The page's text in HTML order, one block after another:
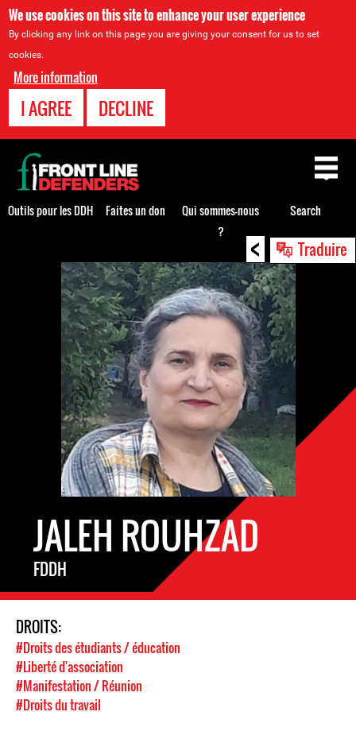
We use cookies on this site to enhance your user experience
By clicking any link on this page you are giving your consent for us to set
cookies.
More information
I AGREE DECLINE
< Traduire
JALEH ROUHZAD
FDDH
DROITS:
#Droits des étudiants / éducation
#Liberté d'association
#Manifestation / Réunion
#Droits du travail
Back
to
top
Outils pour les DDH Faites un don
Qui sommes-nous
?
Search